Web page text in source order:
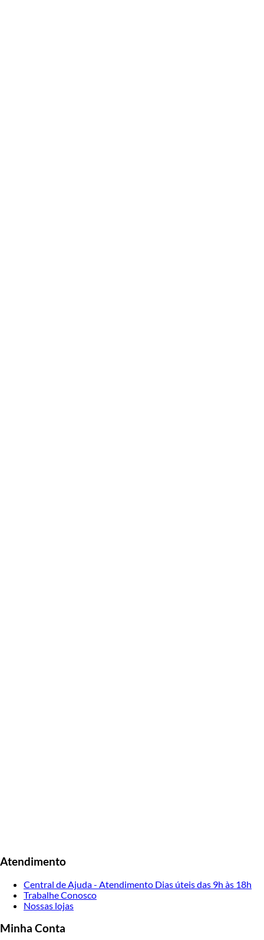
Atendimento
Central de Ajuda - Atendimento Dias úteis das 9h às 18h
Trabalhe Conosco
Nossas lojas
Minha Conta